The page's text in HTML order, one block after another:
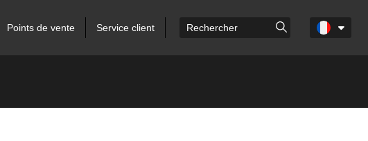
Points de vente Service client